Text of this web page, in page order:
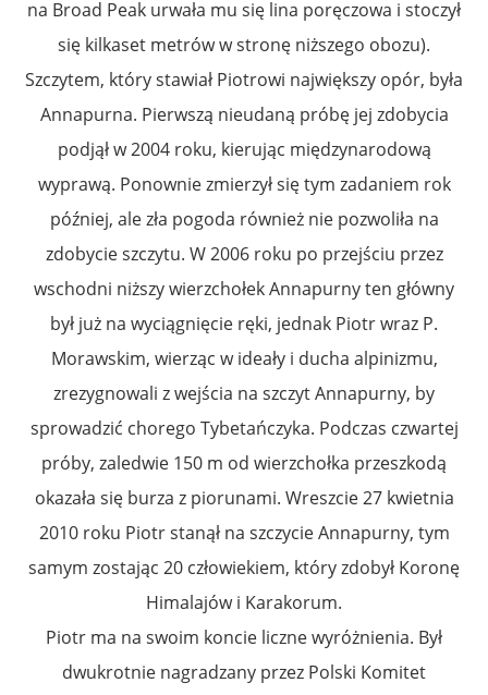
na Broad Peak urwała mu się lina poręczowa i stoczył
się kilkaset metrów w stronę niższego obozu).
Szczytem, który stawiał Piotrowi największy opór, była
Annapurna. Pierwszą nieudaną próbę jej zdobycia
podjął w 2004 roku, kierując międzynarodową
wyprawą. Ponownie zmierzył się tym zadaniem rok
później, ale zła pogoda również nie pozwoliła na
zdobycie szczytu. W 2006 roku po przejściu przez
wschodni niższy wierzchołek Annapurny ten główny
był już na wyciągnięcie ręki, jednak Piotr wraz P.
Morawskim, wierząc w ideały i ducha alpinizmu,
zrezygnowali z wejścia na szczyt Annapurny, by
sprowadzić chorego Tybetańczyka. Podczas czwartej
próby, zaledwie 150 m od wierzchołka przeszkodą
okazała się burza z piorunami. Wreszcie 27 kwietnia
2010 roku Piotr stanął na szczycie Annapurny, tym
samym zostając 20 człowiekiem, który zdobył Koronę
Himalajów i Karakorum.
Piotr ma na swoim koncie liczne wyróżnienia. Był
dwukrotnie nagradzany przez Polski Komitet